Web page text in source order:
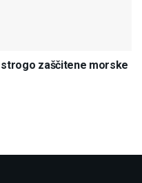
zaščitene morske